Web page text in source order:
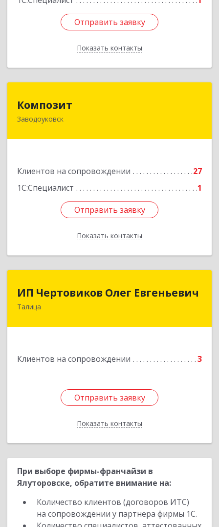
Отправить заявку
Показать контакты
Отправить заявку
Назад
Композит
Заводоуковск
Клиентов на сопровождении
27
1С:Специалист
1
Отправить заявку
Показать контакты
627140, Тюменская обл, Заводоуковский р-н,
Отправить заявку
Назад
ИП Чертовиков Олег Евгеньевич
Талица
Клиентов на сопровождении 3
Отправить заявку
Показать контакты
623640, Свердловская обл, Талица г, Ленина ул,
Отправить заявку
Назад
При выборе фирмы-франчайзи в
Ялуторовске, обратите внимание на:
Количество клиентов (договоров ИТС)
на сопровождении у партнера фирмы 1С.